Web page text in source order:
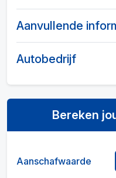
Aanvullende
Autobedrijf
Bereken
Aanschafwaarde